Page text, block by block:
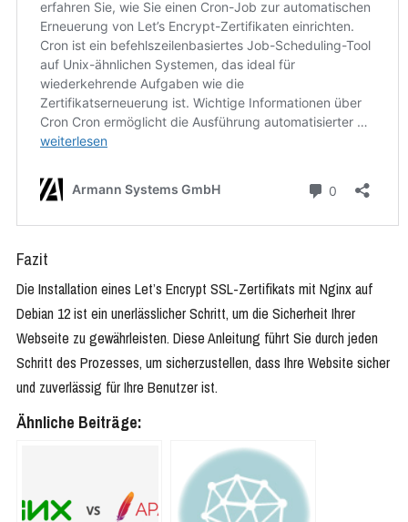
Fazit
Die Installation eines Let’s Encrypt SSL-Zertifikats mit Nginx auf
Debian 12 ist ein unerlässlicher Schritt, um die Sicherheit Ihrer
Webseite zu gewährleisten. Diese Anleitung führt Sie durch jeden
Schritt des Prozesses, um sicherzustellen, dass Ihre Website sicher
und zuverlässig für Ihre Benutzer ist.
Ähnliche Beiträge: